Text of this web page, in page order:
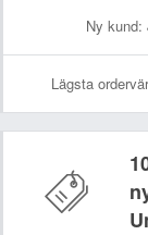
Ny kund:
Lägsta